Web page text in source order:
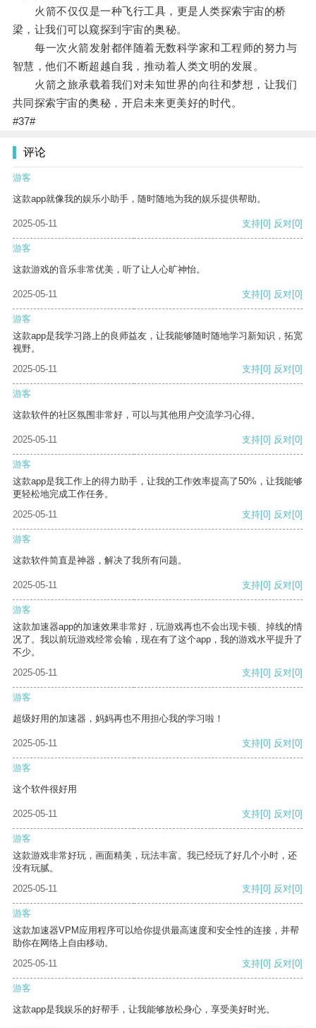
火箭不仅仅是一种飞行工具，更是人类探索宇宙的桥
梁，让我们可以窥探到宇宙的奥秘。
每一次火箭发射都伴随着无数科学家和工程师的努力与
智慧，他们不断超越自我，推动着人类文明的发展。
火箭之旅承载着我们对未知世界的向往和梦想，让我们
共同探索宇宙的奥秘，开启未来更美好的时代。
#37#
评论
游客
这款app就像我的娱乐小助手，随时随地为我的娱乐提供帮助。
2025-05-11 支持[0] 反对[0]
游客
这款游戏的音乐非常优美，听了让人心旷神怡。
2025-05-11 支持[0] 反对[0]
游客
这款app是我学习路上的良师益友，让我能够随时随地学习新知识，拓宽
视野。
2025-05-11
支持[0] 反对[0]
游客
这款软件的社区氛围非常好，可以与其他用户交流学习心得。
2025-05-11 支持[0] 反对[0]
游客
这款app是我工作上的得力助手，让我的工作效率提高了50%，让我能够
更轻松地完成工作任务。
2025-05-11
支持[0] 反对[0]
游客
这款软件简直是神器，解决了我所有问题。
2025-05-11 支持[0] 反对[0]
游客
这款加速器app的加速效果非常好，玩游戏再也不会出现卡顿、掉线的情
况了。我以前玩游戏经常会输，现在有了这个app，我的游戏水平提升了
不少。
2025-05-11
支持[0] 反对[0]
游客
超级好用的加速器，妈妈再也不用担心我的学习啦！
2025-05-11 支持[0] 反对[0]
游客
这个软件很好用
2025-05-11 支持[0] 反对[0]
游客
这款游戏非常好玩，画面精美，玩法丰富。我已经玩了好几个小时，还
没有玩腻。
2025-05-11
支持[0] 反对[0]
游客
这款加速器VPM应用程序可以给你提供最高速度和安全性的连接，并帮
助你在网络上自由移动。
2025-05-11
支持[0] 反对[0]
游客
这款app是我娱乐的好帮手，让我能够放松身心，享受美好时光。